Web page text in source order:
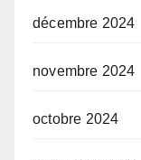
décembre 2024
novembre 2024
octobre 2024